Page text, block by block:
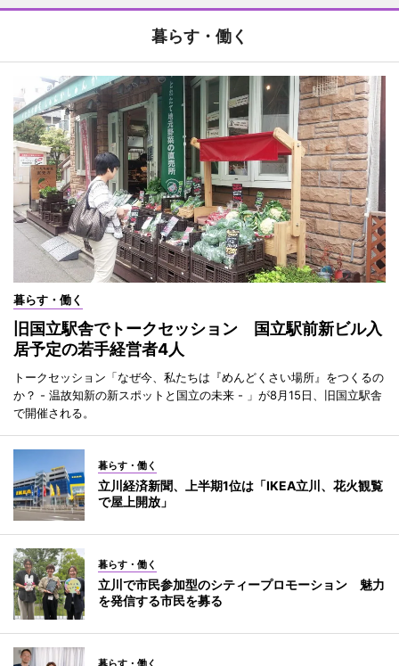
暮らす・働く
暮らす・働く
旧国立駅舎でトークセッション 国立駅前新ビル入
居予定の若手経営者4人
トークセッション「なぜ今、私たちは『めんどくさい場所』をつくるの
か？ - 温故知新の新スポットと国立の未来 - 」が8月15日、旧国立駅舎
で開催される。
暮らす・働く
立川経済新聞、上半期1位は「IKEA立川、花火観覧
で屋上開放」
暮らす・働く
立川で市民参加型のシティープロモーション 魅力
を発信する市民を募る